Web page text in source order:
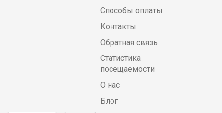
Способы оплаты
Контакты
Обратная связь
Статистика
посещаемости
О нас
Блог